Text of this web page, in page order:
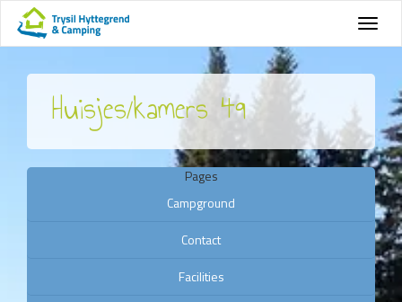
Huisjes/kamers 49
Pages
Campground
Contact
Facilities